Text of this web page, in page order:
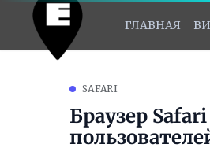
ГЛАВНАЯ
SAFARI
Браузер